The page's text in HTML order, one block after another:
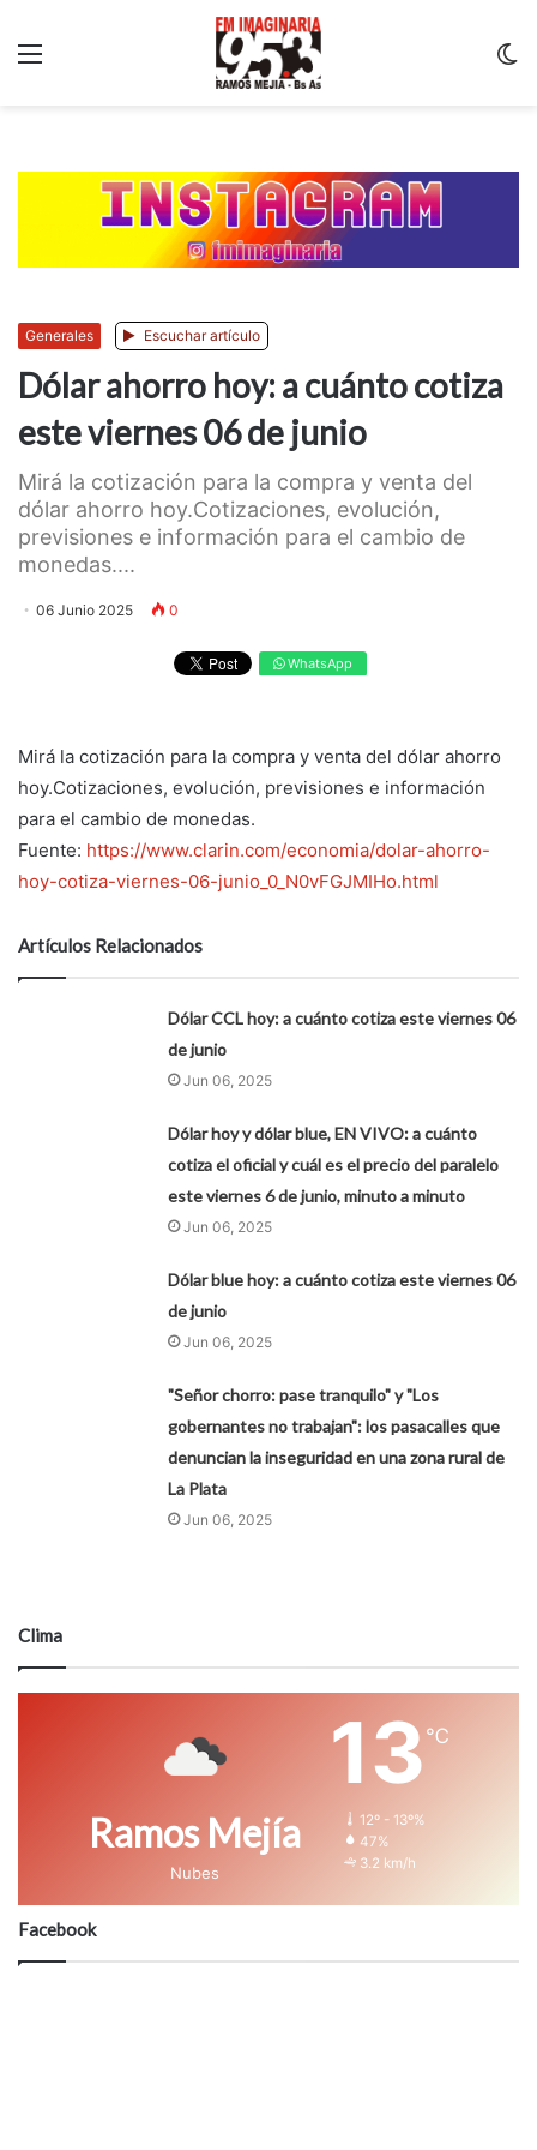
Generales Escuchar artículo
Dólar ahorro hoy: a cuánto cotiza
este viernes 06 de junio
Mirá la cotización para la compra y venta del
dólar ahorro hoy.Cotizaciones, evolución,
previsiones e información para el cambio de
monedas....
06 Junio 2025 0
WhatsApp
Mirá la cotización para la compra y venta del dólar ahorro
hoy.Cotizaciones, evolución, previsiones e información
para el cambio de monedas.
Fuente: https://www.clarin.com/economia/dolar-ahorro-
hoy-cotiza-viernes-06-junio_0_N0vFGJMIHo.html
Artículos Relacionados
Dólar CCL hoy: a cuánto cotiza este viernes 06
de junio
Jun 06, 2025
Dólar hoy y dólar blue, EN VIVO: a cuánto
cotiza el oficial y cuál es el precio del paralelo
este viernes 6 de junio, minuto a minuto
Jun 06, 2025
Dólar blue hoy: a cuánto cotiza este viernes 06
de junio
Jun 06, 2025
"Señor chorro: pase tranquilo" y "Los
gobernantes no trabajan": los pasacalles que
denuncian la inseguridad en una zona rural de
La Plata
Jun 06, 2025
Clima
Ramos Mejía
Nubes
13 ℃
12º - 13º%
47%
3.2 km/h
Facebook